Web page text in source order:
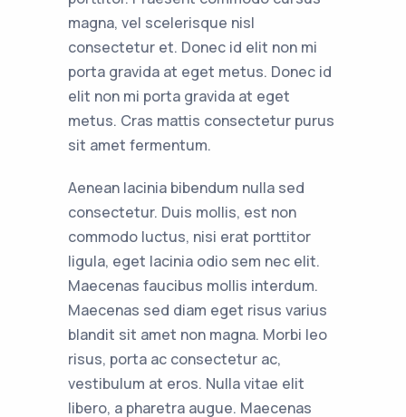
magna, vel scelerisque nisl
consectetur et. Donec id elit non mi
porta gravida at eget metus. Donec id
elit non mi porta gravida at eget
metus. Cras mattis consectetur purus
sit amet fermentum.
Aenean lacinia bibendum nulla sed
consectetur. Duis mollis, est non
commodo luctus, nisi erat porttitor
ligula, eget lacinia odio sem nec elit.
Maecenas faucibus mollis interdum.
Maecenas sed diam eget risus varius
blandit sit amet non magna. Morbi leo
risus, porta ac consectetur ac,
vestibulum at eros. Nulla vitae elit
libero, a pharetra augue. Maecenas